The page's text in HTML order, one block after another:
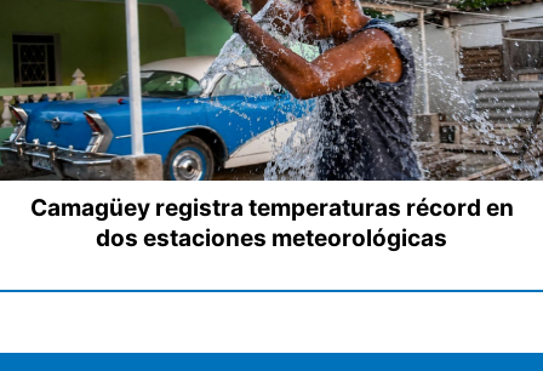
Camagüey registra temperaturas récord en
dos estaciones meteorológicas